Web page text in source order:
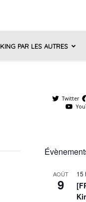
KING PAR LES AUTRES
Twitter
AOÛT
9
15